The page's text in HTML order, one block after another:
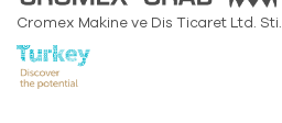
Cromex Makine ve Dis Ticaret Ltd. Sti.